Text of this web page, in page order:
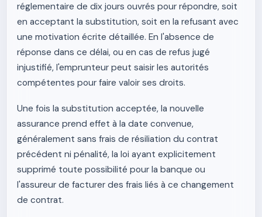
réglementaire de dix jours ouvrés pour répondre, soit
en acceptant la substitution, soit en la refusant avec
une motivation écrite détaillée. En l'absence de
réponse dans ce délai, ou en cas de refus jugé
injustifié, l'emprunteur peut saisir les autorités
compétentes pour faire valoir ses droits.
Une fois la substitution acceptée, la nouvelle
assurance prend effet à la date convenue,
généralement sans frais de résiliation du contrat
précédent ni pénalité, la loi ayant explicitement
supprimé toute possibilité pour la banque ou
l'assureur de facturer des frais liés à ce changement
de contrat.